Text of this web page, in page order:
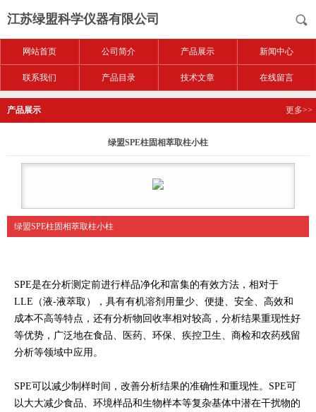
江苏绿盟科学仪器有限公司
网站首页 公司简介 产品展示 新闻中心
联系我们 产品目录 技术文章 在线留言
产品展示 更多>>
绿盟SPE柱固相萃取柱小柱
绿盟SPE柱固相萃取柱小柱
SPE是在分析测定前进行样品净化和富集的有效方法，相对于
LLE（液-液萃取），具有有机溶剂用量少、便捷、安全、高效和
成本不高等特点，还有分析物回收率相对较高，分析结果重现性好
等优势，广泛地在食品、医药、环保、疾控卫生、商检和农药残留
分析等领域中应用。
SPE可以减少制样时间，改善分析结果的准确性和重现性。SPE可
以大大减少食品、环境样品和生物样本等复杂基体中潜在干扰物的